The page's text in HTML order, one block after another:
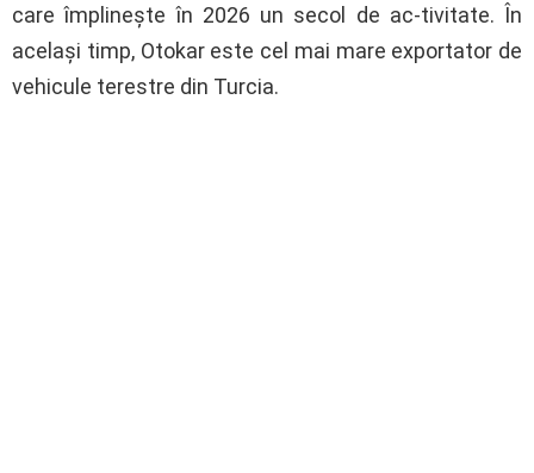
care împlineşte în 2026 un secol de ac-tivitate. În
acelaşi timp, Otokar este cel mai mare exportator de
vehicule terestre din Turcia.